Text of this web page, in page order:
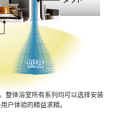
整体浴室所有系列均可以选择安装
户体验的精益求精。